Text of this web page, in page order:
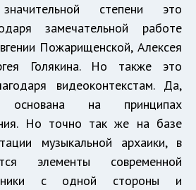
степени это
замечательной работе
Пожарищенской, Алексея
Голякина. Но также это
видеоконтекстам. Да,
на принципах
Но точно так же на базе
музыкальной архаики, в
элементы современной
с одной стороны и